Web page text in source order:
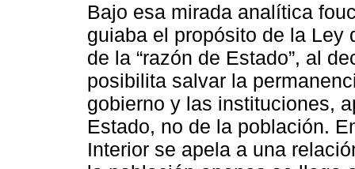
Bajo esa mirada analítica
guiaba el propósito de la Ley
de la “razón de Estado”, al
posibilita salvar la
gobierno y las instituciones,
Estado, no de la población.
Interior se apela a una